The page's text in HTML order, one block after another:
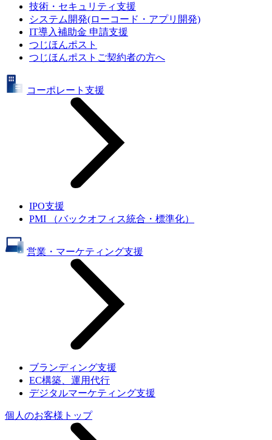
技術・セキュリティ支援
システム開発(ローコード・アプリ開発)
IT導入補助金 申請支援
つじほんポスト
つじほんポストご契約者の方へ
コーポレート支援
IPO支援
PMI （バックオフィス統合・標準化）
営業・マーケティング支援
ブランディング支援
EC構築、運用代行
デジタルマーケティング支援
個人のお客様トップ